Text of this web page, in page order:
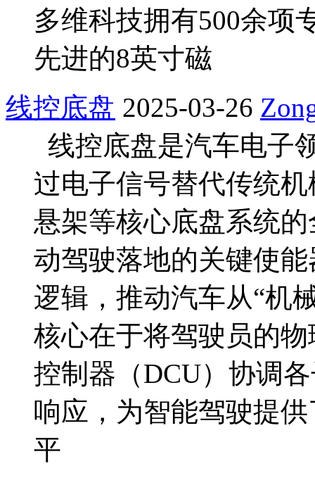
多维科技拥有500余项
先进的8英寸磁
线控底盘 2025-03-26
线控底盘是汽车电子
过电子信号替代传统
悬架等核心底盘系统
动驾驶落地的关键使
逻辑，推动汽车从“机
核心在于将驾驶员的
控制器（DCU）协调
响应，为智能驾驶提
平